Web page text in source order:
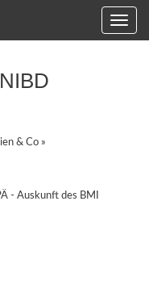
& Co »
- Auskunft des BMI